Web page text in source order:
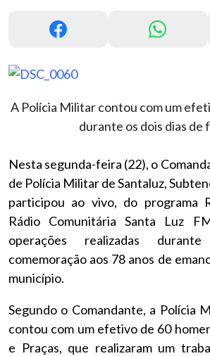
A Polícia Militar contou com um
durante os dois dias de
Nesta segunda-feira (22), o
de Polícia Militar de Santaluz,
participou ao vivo, do programa
Rádio Comunitária Santa Luz
operações realizadas
comemoração aos 78 anos de
município.
Segundo o Comandante, a Polícia
contou com um efetivo de 60
e Praças, que realizaram um